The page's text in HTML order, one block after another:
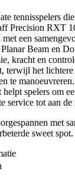
tennisspelers
Precision RXT
een
Beam en
kracht en
terwijl het
te
helpt spelers om
service tot aan
met
sweet spot.